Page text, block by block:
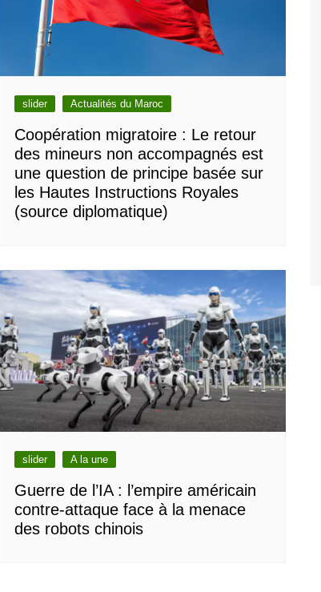
slider Actualités du Maroc
Coopération migratoire : Le retour
des mineurs non accompagnés est
une question de principe basée sur
les Hautes Instructions Royales
(source diplomatique)
slider A la une
Guerre de l’IA : l’empire américain
contre-attaque face à la menace
des robots chinois